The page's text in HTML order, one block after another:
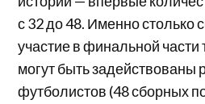
с 32 до 48. Именно столько
участие в финальной
могут быть задействованы
футболистов (48 сборных